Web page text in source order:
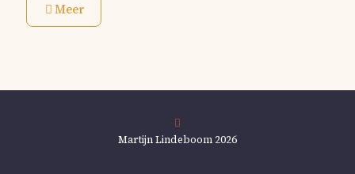
Meer
Martijn Lindeboom 2026